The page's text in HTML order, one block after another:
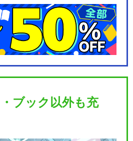
ブック以外も充